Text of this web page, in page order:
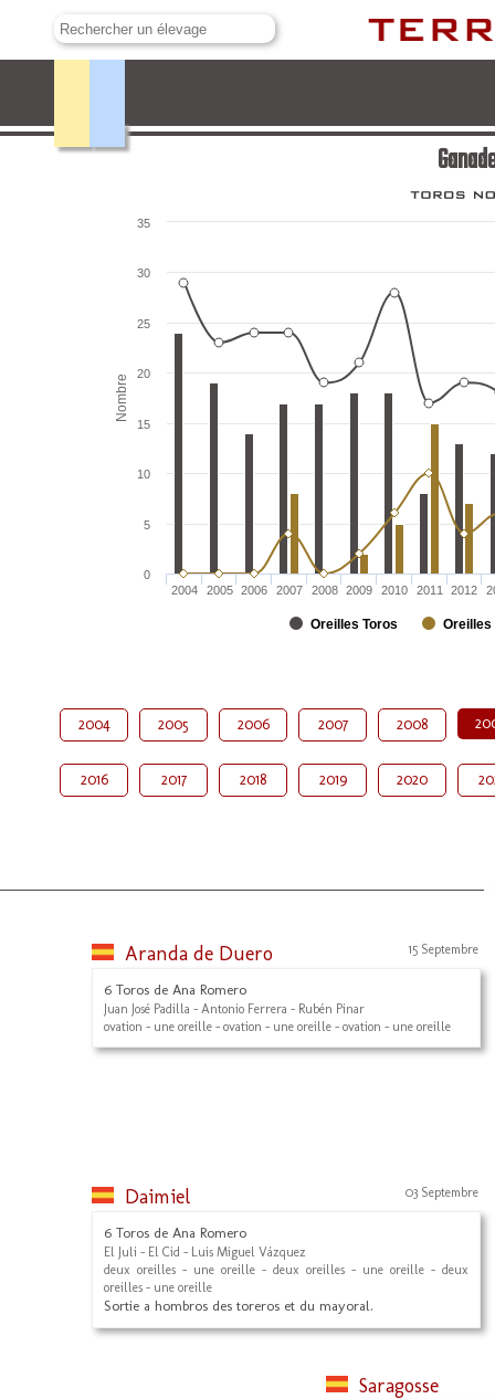
Nombre
Oreilles Toros Oreilles
2004 2005 2006 2007 2008 2009 2010 2011 2012
0
5
10
15
20
25
30
35
2004 2005 2006 2007 2008
2016 2017 2018 2019 2020
Aranda de Duero 15 Septembre
6 Toros de Ana Romero
Juan José Padilla - Antonio Ferrera - Rubén Pinar
ovation - une oreille - ovation - une oreille - ovation - une oreille
Daimiel 03 Septembre
6 Toros de Ana Romero
El Juli - El Cid - Luis Miguel Vázquez
deux oreilles - une oreille - deux oreilles - une oreille - deux
oreilles - une oreille
Sortie a hombros des toreros et du mayoral.
Saragosse